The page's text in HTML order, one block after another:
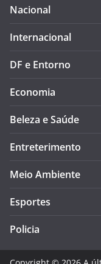
Nacional
Internacional
DF e Entorno
Economia
Beleza e Saúde
Entreterimento
Meio Ambiente
Esportes
Policia